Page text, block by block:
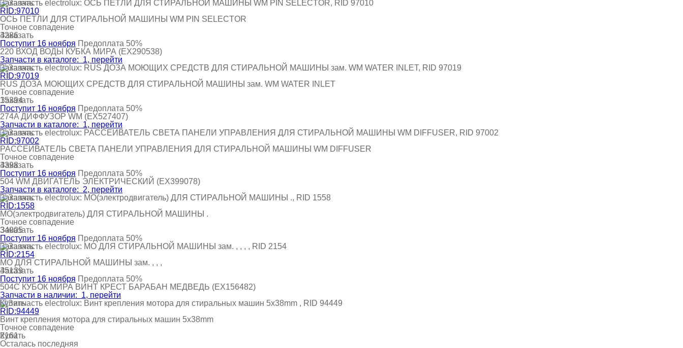
Заказать
RID:97010
ОСЬ ПЕТЛИ ДЛЯ СТИРАЛЬНОЙ МАШИНЫ WM PIN SELECTOR
Точное совпадение
Заказать
4286
Поступит 16 ноября Предоплата 50%
220 ВХОД ВОДЫ КУБКА МИРА (EX290538)
Запчасти в каталоге: 1, перейти
Заказать
RID:97019
RUS ДОЗА МОЮЩИХ СРЕДСТВ ДЛЯ СТИРАЛЬНОЙ МАШИНЫ зам. WM WATER INLET
Точное совпадение
Заказать
15394
Поступит 16 ноября Предоплата 50%
274A ДИФФУЗОР WM (EX527407)
Запчасти в каталоге: 1, перейти
Заказать
RID:97002
РАССЕИВАТЕЛЬ СВЕТА ПАНЕЛИ УПРАВЛЕНИЯ ДЛЯ СТИРАЛЬНОЙ МАШИНЫ WM DIFFUSER
Точное совпадение
Заказать
4398
Поступит 16 ноября Предоплата 50%
504 WM ДВИГАТЕЛЬ ЭЛЕКТРИЧЕСКИЙ (EX399078)
Запчасти в каталоге: 2, перейти
Заказать
RID:1558
МО(электродвигатель) ДЛЯ СТИРАЛЬНОЙ МАШИНЫ .
Точное совпадение
Заказать
34005
Поступит 16 ноября Предоплата 50%
Заказать
RID:2154
МО ДЛЯ СТИРАЛЬНОЙ МАШИНЫ зам. , , ,
Заказать
45139
Поступит 16 ноября Предоплата 50%
504C КУБОК МИРА ВИНТ КРЕСТ БАРАБАН МЕДВЕДЬ (EX156482)
Запчасти в наличии: 1, перейти
Купить
RID:94449
Винт крепления мотора для стиральных машин 5x38mm
Точное совпадение
Купить
2161
Осталась последняя